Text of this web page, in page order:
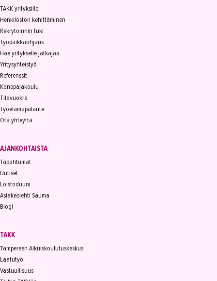
TAKK yrityksille
Henkilöstön kehittäminen
Rekrytoinnin tuki
Työpaikkaohjaus
Hae yritykselle jatkajaa
Yritysyhteistyö
Referenssit
Konepajakoulu
Tilavuokra
Työelämäpalaute
Ota yhteyttä
AJANKOHTAISTA
Tapahtumat
Uutiset
Loistoduuni
Asiakaslehti Sauma
Blogi
TAKK
Tampereen Aikuiskoulutuskeskus
Laatutyö
Vastuullisuus